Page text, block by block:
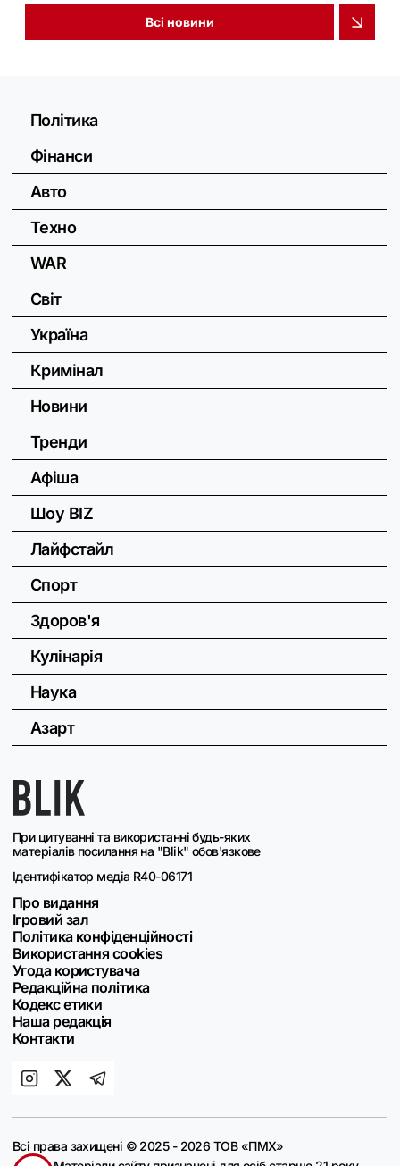
Всі новини
При цитуванні та використанні будь-яких
матеріалів посилання на "Blik" обов'язкове
Ідентифікатор медіа R40-06171
Про видання
Ігровий зал
Політика конфіденційності
Використання cookies
Угода користувача
Редакційна політика
Кодекс етики
Наша редакція
Контакти
Політика
Фінанси
Авто
Техно
WAR
Світ
Україна
Кримінал
Новини
Тренди
Афіша
Шоу BIZ
Лайфстайл
Спорт
Здоров'я
Кулінарія
Наука
Азарт
Всі права захищені © 2025 - 2026 ТОВ «ПМХ»